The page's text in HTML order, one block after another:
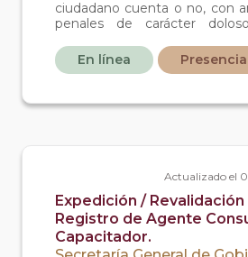
ciudadano cuenta o no, con
penales de carácter
En línea
Actualizado el
Expedición / Revalidación
Registro de Agente
Capacitador.